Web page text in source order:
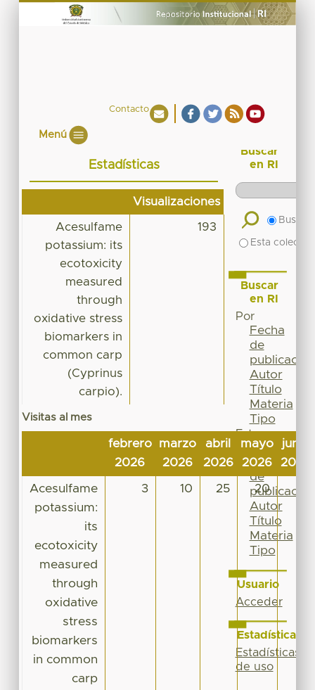
Contacto
Menú
Estadísticas
Visualizaciones
Acesulfame
potassium: its
ecotoxicity
measured
through
oxidative stress
biomarkers in
common carp
(Cyprinus
carpio).
193
Visitas al mes
febrero
2026
marzo
2026
abril
2026
mayo
2026
junio
2026
Acesulfame
potassium:
its
ecotoxicity
measured
through
oxidative
stress
biomarkers
in common
carp
3 10 25 20
Buscar
en RI
Buscar
Esta
Buscar
en RI
Por
Fecha
de
publicación
Autor
Título
Materia
Tipo
Esta
colección
Fecha
de
publicación
Autor
Título
Materia
Tipo
Usuario
Acceder
Estadísticas
Estadísticas
de uso